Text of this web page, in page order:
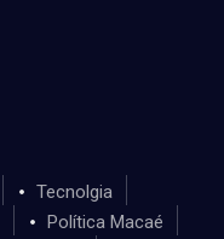
Tecnolgia
Política Macaé